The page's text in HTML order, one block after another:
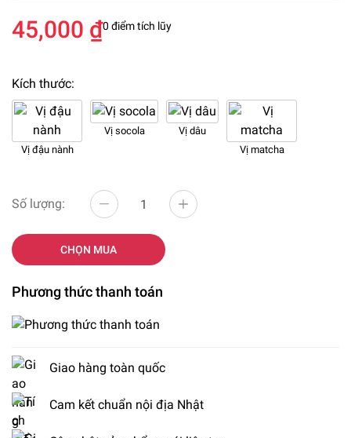
45,000 ₫0 điểm tích lũy
Kích thước:
Vị đậu nành
Vị socola
Vị dâu
Vị matcha
Số lượng:
CHỌN MUA
Phương thức thanh toán
Giao hàng toàn quốc
Cam kết chuẩn nội địa Nhật